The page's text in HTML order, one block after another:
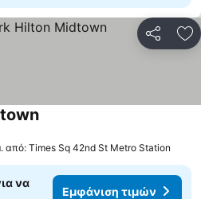
από: Times Sq 42nd St Metro Station
να
Εμφάνιση τιμών